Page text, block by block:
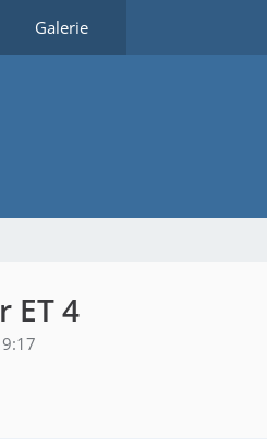
Galerie
ET 4